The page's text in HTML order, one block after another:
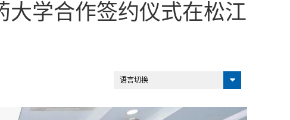
大学合作签约仪式在松江
语言切换